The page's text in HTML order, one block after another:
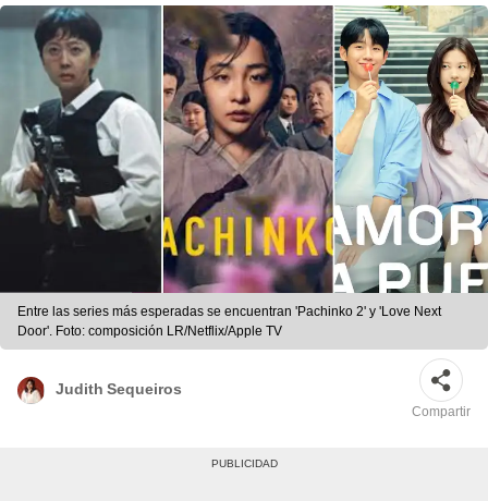
Entre las series más esperadas se encuentran 'Pachinko 2' y 'Love Next
Door'. Foto: composición LR/Netflix/Apple TV
Judith Sequeiros
Compartir